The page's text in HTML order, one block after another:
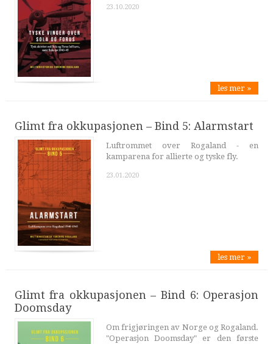
23.10.2020
les mer »
Glimt fra okkupasjonen – Bind 5: Alarmstart
Luftrommet over Rogaland - en
kamparena for allierte og tyske fly.
23.01.2020
les mer »
Glimt fra okkupasjonen – Bind 6: Operasjon
Doomsday
Om frigjøringen av Norge og Rogaland.
"Operasjon Doomsday" er den første